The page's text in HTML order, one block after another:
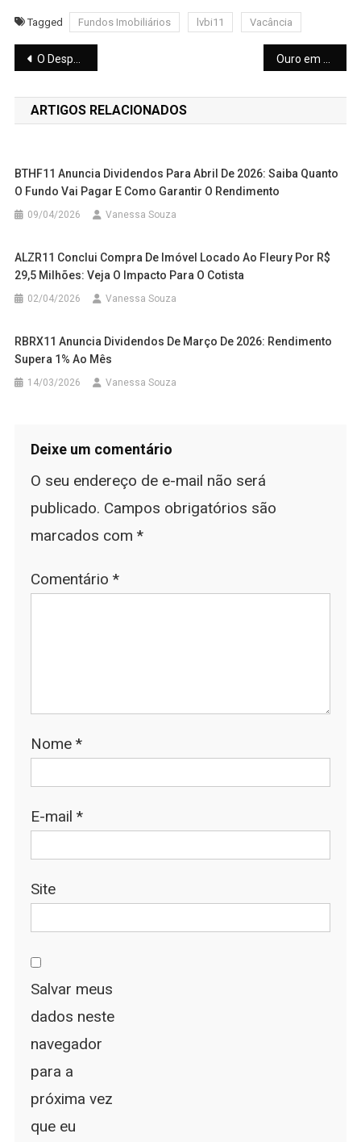
Tagged Fundos Imobiliários lvbi11 Vacância
Navegação
de
Post
O Despertar das Mineradoras: Por que o Setor de Mineração se Tornou o Novo Favorito do Mercado Global e Brasileiro
ARTIGOS RELACIONADOS
BTHF11 Anuncia Dividendos Para Abril De 2026: Saiba Quanto
O Fundo Vai Pagar E Como Garantir O Rendimento
09/04/2026 Vanessa Souza
ALZR11 Conclui Compra De Imóvel Locado Ao Fleury Por R$
29,5 Milhões: Veja O Impacto Para O Cotista
02/04/2026 Vanessa Souza
RBRX11 Anuncia Dividendos De Março De 2026: Rendimento
Supera 1% Ao Mês
14/03/2026 Vanessa Souza
Deixe um comentário
O seu endereço de e-mail não será
publicado. Campos obrigatórios são
marcados com *
Comentário *
Nome *
E-mail *
Site
Salvar meus
dados neste
navegador
para a
próxima vez
que eu